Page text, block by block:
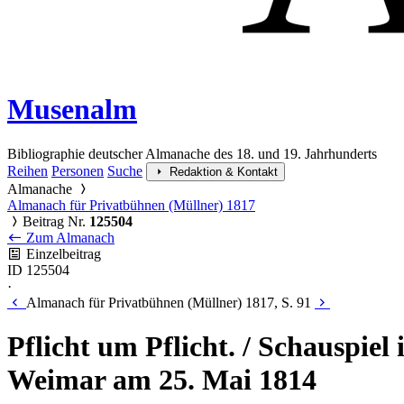
Musenalm
Bibliographie deutscher Almanache des 18. und 19. Jahrhunderts
Reihen Personen Suche Redaktion & Kontakt
Almanache
Almanach für Privatbühnen (Müllner) 1817
Beitrag Nr. 125504
Zum Almanach
Einzelbeitrag
ID 125504
·
Almanach für Privatbühnen (Müllner) 1817, S. 91
Pflicht um Pflicht. / Schauspiel
Weimar am 25. Mai 1814